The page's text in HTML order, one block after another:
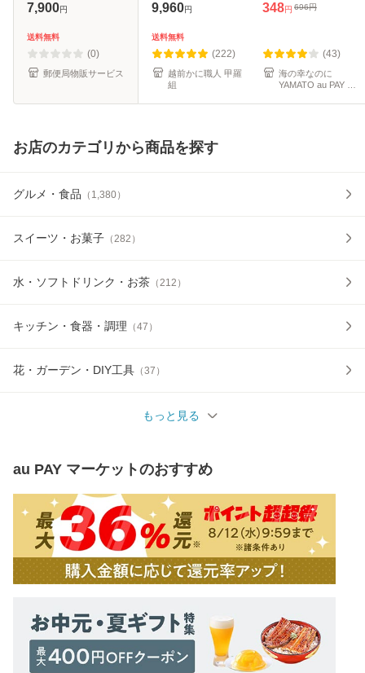
7,900円
送料無料
(0)
郵便局物販サービス
山椒付き 丑の日 土
用の丑の日
9,960円
送料無料
(222)
越前かに職人 甲羅
組
348円 696円
(43)
海の幸なのに
YAMATO au PAY マ
お店のカテゴリから商品を探す
グルメ・食品 （ 1,380）
スイーツ・お菓子 （282 ）
水・ソフトドリンク・お茶 （212 ）
キッチン・食器・調理 （47 ）
花・ガーデン・DIY工具 （37 ）
もっと見る
au PAY マーケットのおすすめ